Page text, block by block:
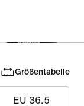
Größentabelle
EU 36.5